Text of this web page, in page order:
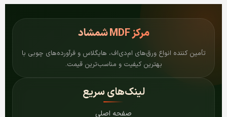
مرکزMDF شمشاد
تأمین کننده انواع ورق‌های ام‌دی‌اف، هایگلاس و فرآورده‌های چوبی با
بهترین کیفیت و مناسب‌ترین قیمت.
لینک‌های سریع
صفحه اصلی